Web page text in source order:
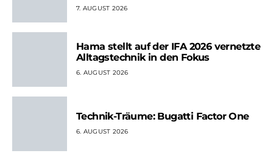
7. AUGUST 2026
Hama stellt auf der IFA 2026 vernetzte
Alltagstechnik in den Fokus
6. AUGUST 2026
Technik-Träume: Bugatti Factor One
6. AUGUST 2026